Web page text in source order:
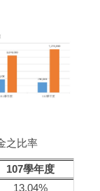
之比率
107學年度
13.04%